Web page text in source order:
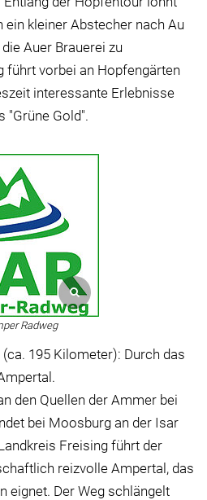
kleiner Abstecher nach Au
Auer Brauerei zu
führt vorbei an Hopfengärten
interessante Erlebnisse
"Grüne Gold".
Radweg
(ca. 195 Kilometer): Durch das
den Quellen der Ammer bei
bei Moosburg an der Isar
Freising führt der
reizvolle Ampertal, das
eignet. Der Weg schlängelt